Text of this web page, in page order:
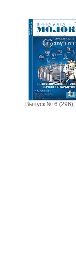
Выпуск № 6 (296),